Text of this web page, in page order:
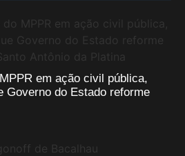
em ação civil pública,
Governo do Estado reforme